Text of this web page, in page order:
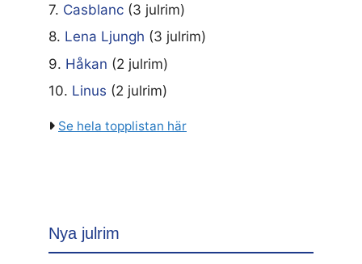
7. Casblanc (3 julrim)
8. Lena Ljungh (3 julrim)
9. Håkan (2 julrim)
10. Linus (2 julrim)
Se hela topplistan här
Nya julrim